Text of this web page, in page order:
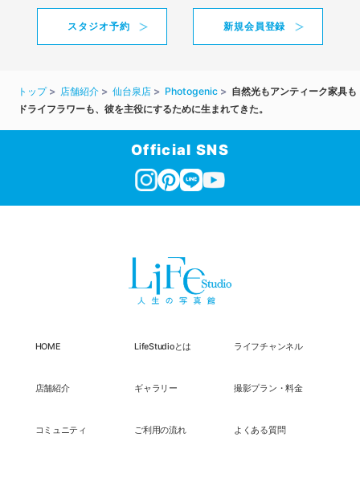
スタジオ予約 新規会員登録
トップ 店舗紹介 仙台泉店 Photogenic
自然光もアンティーク家具も
ドライフラワーも、彼を主役にするために生まれてきた。
Official SNS
HOME LifeStudioとは ライフチャンネル
店舗紹介 ギャラリー 撮影プラン・料金
コミュニティ ご利用の流れ よくある質問